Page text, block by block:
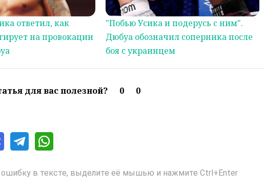
ответил, как
на провокации
"Побью Усика и подерусь с ним".
Дюбуа обозначил соперника после
боя с украинцем
для вас полезной? 0 0
в тексте, выделите её мышью и нажмите Ctrl+Enter